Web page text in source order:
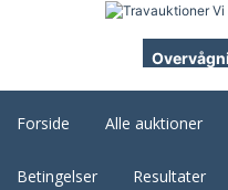
Forside Alle auktioner
Betingelser Resultater